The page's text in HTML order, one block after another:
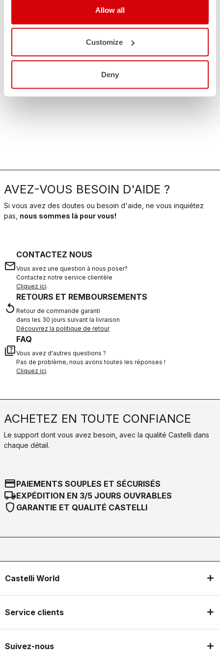
Allow all
Customize
Deny
AVEZ-VOUS BESOIN D'AIDE ?
Si vous avez des doutes ou besoin d'aide, ne vous inquiétez
pas, nous sommes là pour vous!
email
CONTACTEZ NOUS
Vous avez une question à nous poser?
Contactez notre service clientèle
Cliquez ici.
replay
RETOURS ET REMBOURSEMENTS
Retour de commande garanti
dans les 30 jours suivant la livraison
Découvrez la politique de retour
quiz
FAQ
Vous avez d'autres questions ?
Pas de problème, nous avons toutes les réponses !
Cliquez ici.
ACHETEZ EN TOUTE CONFIANCE
Le support dont vous avez besoin, avec la qualité Castelli dans
chaque détail.
credit_cardPAIEMENTS SOUPLES ET SÉCURISÉS
local_shippingEXPÉDITION EN 3/5 JOURS OUVRABLES
shield GARANTIE ET QUALITÉ CASTELLI
Castelli World
Service clients
Suivez-nous